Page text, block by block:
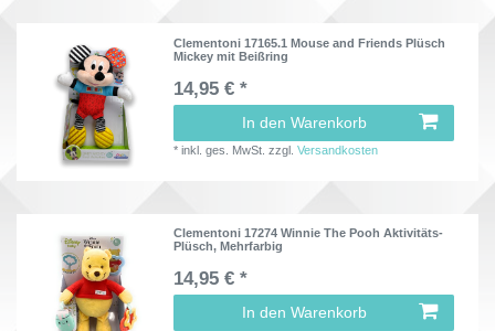
Clementoni 17165.1 Mouse and Friends Plüsch
Mickey mit Beißring
14,95 € *
In den Warenkorb
*inkl. ges. MwSt. zzgl.Versandkosten
Clementoni 17274 Winnie The Pooh Aktivitäts-
Plüsch, Mehrfarbig
14,95 € *
In den Warenkorb